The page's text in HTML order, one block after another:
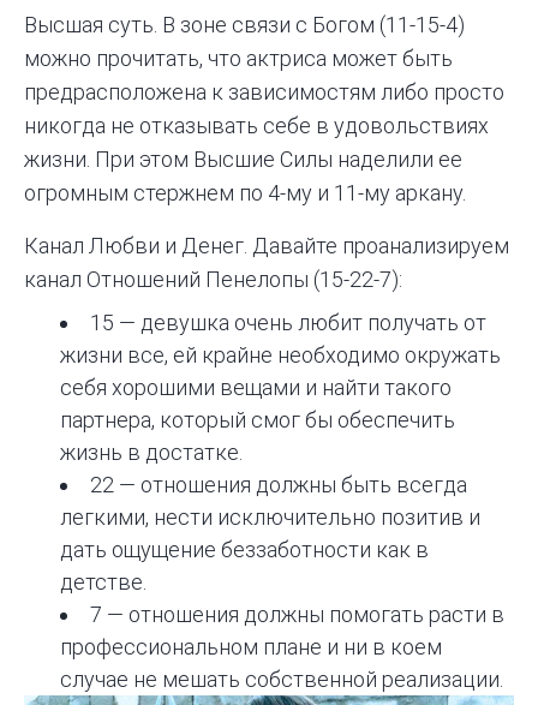
Высшая суть. В зоне связи с Богом (11-15-4)
можно прочитать, что актриса может быть
предрасположена к зависимостям либо просто
никогда не отказывать себе в удовольствиях
жизни. При этом Высшие Силы наделили ее
огромным стержнем по 4-му и 11-му аркану.
Канал Любви и Денег. Давайте проанализируем
канал Отношений Пенелопы (15-22-7):
15 — девушка очень любит получать от
жизни все, ей крайне необходимо окружать
себя хорошими вещами и найти такого
партнера, который смог бы обеспечить
жизнь в достатке.
22 — отношения должны быть всегда
легкими, нести исключительно позитив и
дать ощущение беззаботности как в
детстве.
7 — отношения должны помогать расти в
профессиональном плане и ни в коем
случае не мешать собственной реализации.